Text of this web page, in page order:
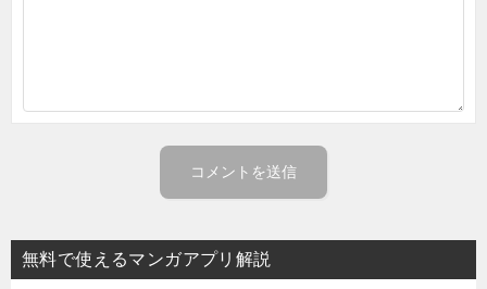
無料で使えるマンガアプリ解説